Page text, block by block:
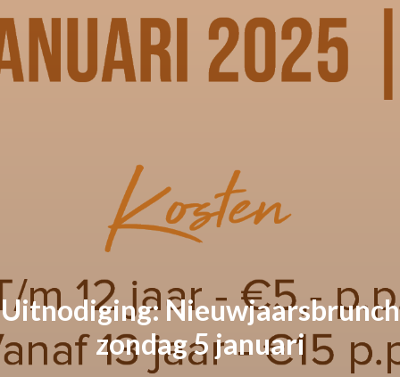
Uitnodiging: Nieuwjaarsbrunch
zondag 5 januari